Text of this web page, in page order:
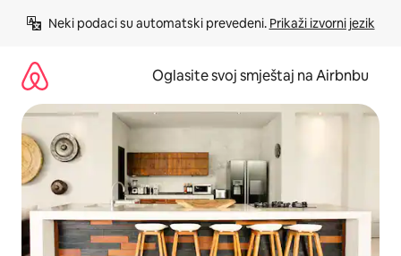
Neki podaci su automatski prevedeni. Prikaži izvorni jezik
Oglasite svoj smještaj na Airbnbu